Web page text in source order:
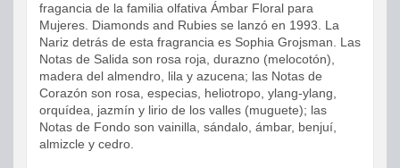
fragancia de la familia olfativa Ámbar Floral para
Mujeres. Diamonds and Rubies se lanzó en 1993. La
Nariz detrás de esta fragrancia es Sophia Grojsman. Las
Notas de Salida son rosa roja, durazno (melocotón),
madera del almendro, lila y azucena; las Notas de
Corazón son rosa, especias, heliotropo, ylang-ylang,
orquídea, jazmín y lirio de los valles (muguete); las
Notas de Fondo son vainilla, sándalo, ámbar, benjuí,
almizcle y cedro.